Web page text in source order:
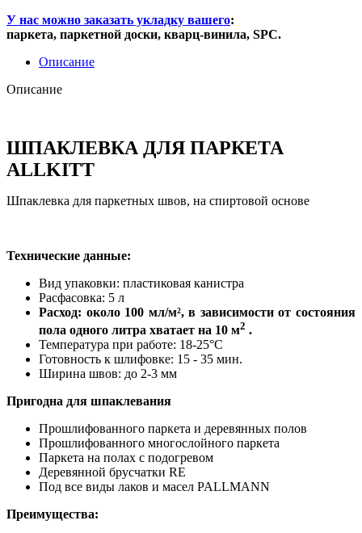
У нас можно заказать укладку вашего:
паркета, паркетной доски, кварц-винила, SPC.
Описание
Описание
ШПАКЛЕВКА ДЛЯ ПАРКЕТА
ALLKITT
Шпаклевка для паркетных швов, на спиртовой основе
Технические данные:
Вид упаковки: пластиковая канистра
Расфасовка: 5 л
Расход: около 100 мл/м², в зависимости от состояния
пола одного литра хватает на 10 м2 .
Температура при работе: 18-25°C
Готовность к шлифовке: 15 - 35 мин.
Ширина швов: до 2-3 мм
Пригодна для шпаклевания
Прошлифованного паркета и деревянных полов
Прошлифованного многослойного паркета
Паркета на полах с подогревом
Деревянной брусчатки RE
Под все виды лаков и масел PALLMANN
Преимущества: